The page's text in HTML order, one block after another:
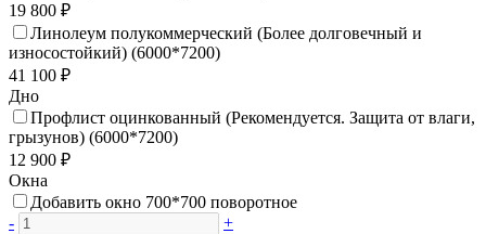
19 800 ₽
Линолеум полукоммерческий (Более долговечный и
износостойкий) (6000*7200)
41 100 ₽
Дно
Профлист оцинкованный (Рекомендуется. Защита от влаги,
грызунов) (6000*7200)
12 900 ₽
Окна
Добавить окно 700*700 поворотное
-
+